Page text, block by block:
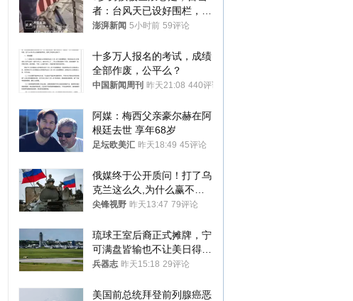
者：台风天已设好围栏，一
家四口翻入时保安曾喊话劝
澎湃新闻 5小时前 59评论
十多万人报名的考试，成绩
全部作废，公平么？
中国新闻周刊 昨天21:08 440评论
阿媒：梅西父亲豪尔赫在阿
根廷去世 享年68岁
足坛欧美汇 昨天18:49 45评论
俄媒终于公开质问！打了乌
克兰这么久,为什么赢不了?
答案令人沉默
尖锋视野 昨天13:47 79评论
琉球王室后裔正式摊牌，宁
可满盘皆输也不让美日得
逞，中国成关键
兵器志 昨天15:18 29评论
美国前总统拜登前列腺癌恶